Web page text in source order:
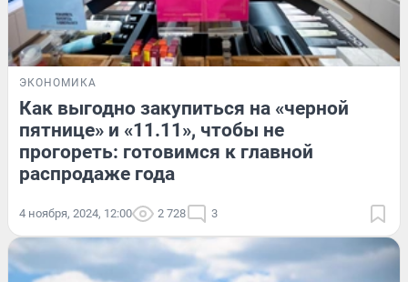
ЭКОНОМИКА
Как выгодно закупиться на «черной
пятнице» и «11.11», чтобы не
прогореть: готовимся к главной
распродаже года
4 ноября, 2024, 12:00 2 728 3